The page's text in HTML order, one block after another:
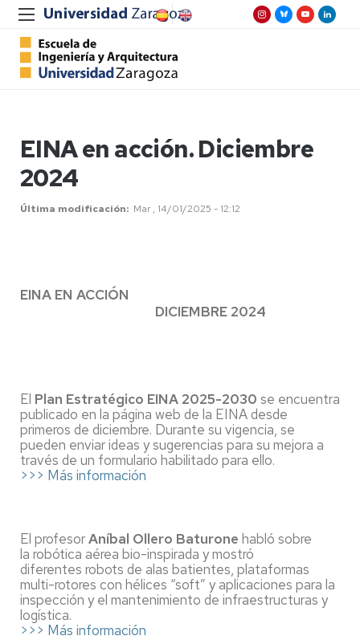
EINA en acción. Diciembre
2024
Última modificación Mar , 14/01/2025 - 12:12
EINA EN ACCIÓN
DICIEMBRE 2024
El Plan Estratégico EINA 2025-2030 se encuentra
publicado en la página web de la EINA desde
primeros de diciembre. Durante su vigencia, se
pueden enviar ideas y sugerencias para su mejora a
través de un formulario habilitado para ello.
>>> Más información
El profesorAníbal Ollero Baturone habló sobre
la robótica aérea bio-inspirada y mostró
diferentes robots de alas batientes, plataformas
multi-rotores con hélices “soft” y aplicaciones para la
inspección y el mantenimiento de infraestructuras y
logística.
>>> Más información